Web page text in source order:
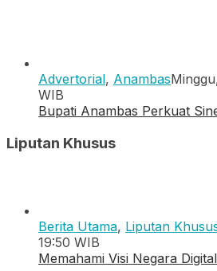
Advertorial, Anambas
WIB
Bupati Anambas Perkuat
Liputan Khusus
Berita Utama, Liputan
19:50 WIB
Memahami Visi Negara